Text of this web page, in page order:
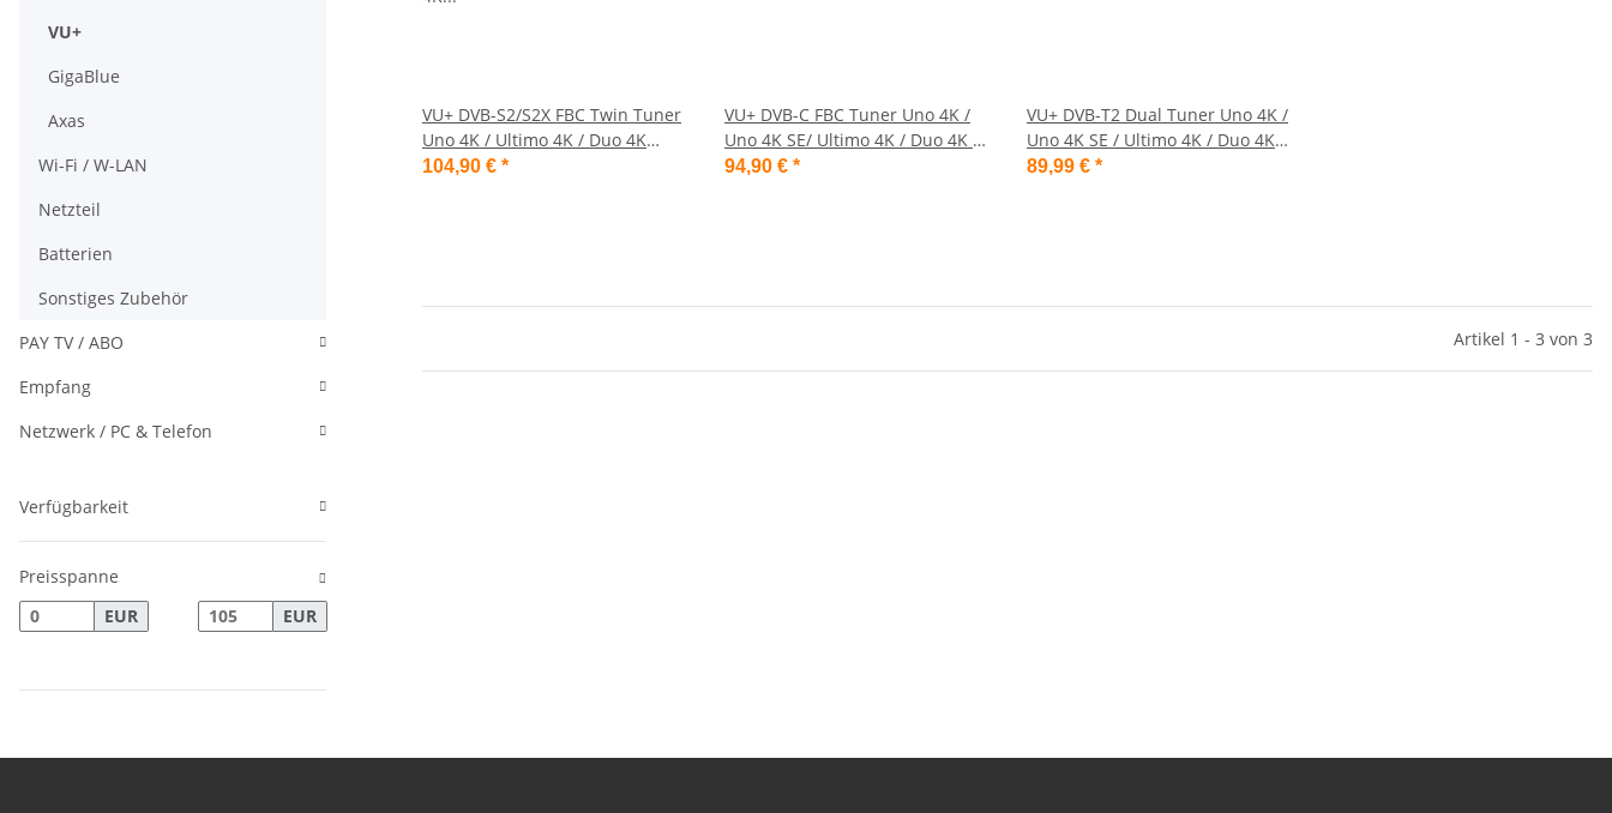
VU+ DVB-S2/S2X FBC Twin Tuner
Uno 4K / Ultimo 4K / Duo 4K
/Duo 4K SE( 8 Demodulatoren )
104,90 € *
VU+ DVB-C FBC Tuner Uno 4K /
Uno 4K SE/ Ultimo 4K / Duo 4K /
Duo 4K SE( 8 Demodulatoren )
94,90 € *
VU+ DVB-T2 Dual Tuner Uno 4K /
Uno 4K SE / Ultimo 4K / Duo 4K /
Duo 4K SE
89,99 € *
Artikel 1 - 3 von 3
VU+
GigaBlue
Axas
Wi-Fi / W-LAN
Netzteil
Batterien
Sonstiges Zubehör
PAY TV / ABO
Empfang
Netzwerk / PC & Telefon
Verfügbarkeit
Preisspanne
EUR
EUR